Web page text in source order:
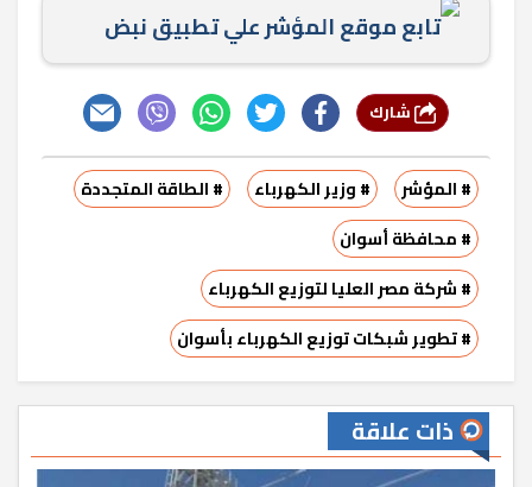
تابع موقع المؤشر علي تطبيق نبض
# المؤشر # وزير الكهرباء
# الطاقة المتجددة
# محافظة أسوان
# شركة مصر العليا لتوزيع الكهرباء
# تطوير شبكات توزيع الكهرباء بأسوان
ذات علاقة